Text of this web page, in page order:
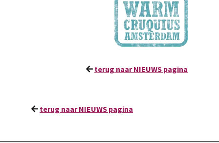
terug naar NIEUWS pagina
terug naar NIEUWS pagina